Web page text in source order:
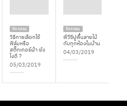
กิจกรรม
วิธีการเลือกใช้
ฟิล์มหรือ
สติ๊กเกอร์ฝ้า ยัง
ไงดี ?
05/03/2019
กิจกรรม
พีวีซีปูพื้นลายไม้
กับทุกห้องในบ้าน
04/03/2019